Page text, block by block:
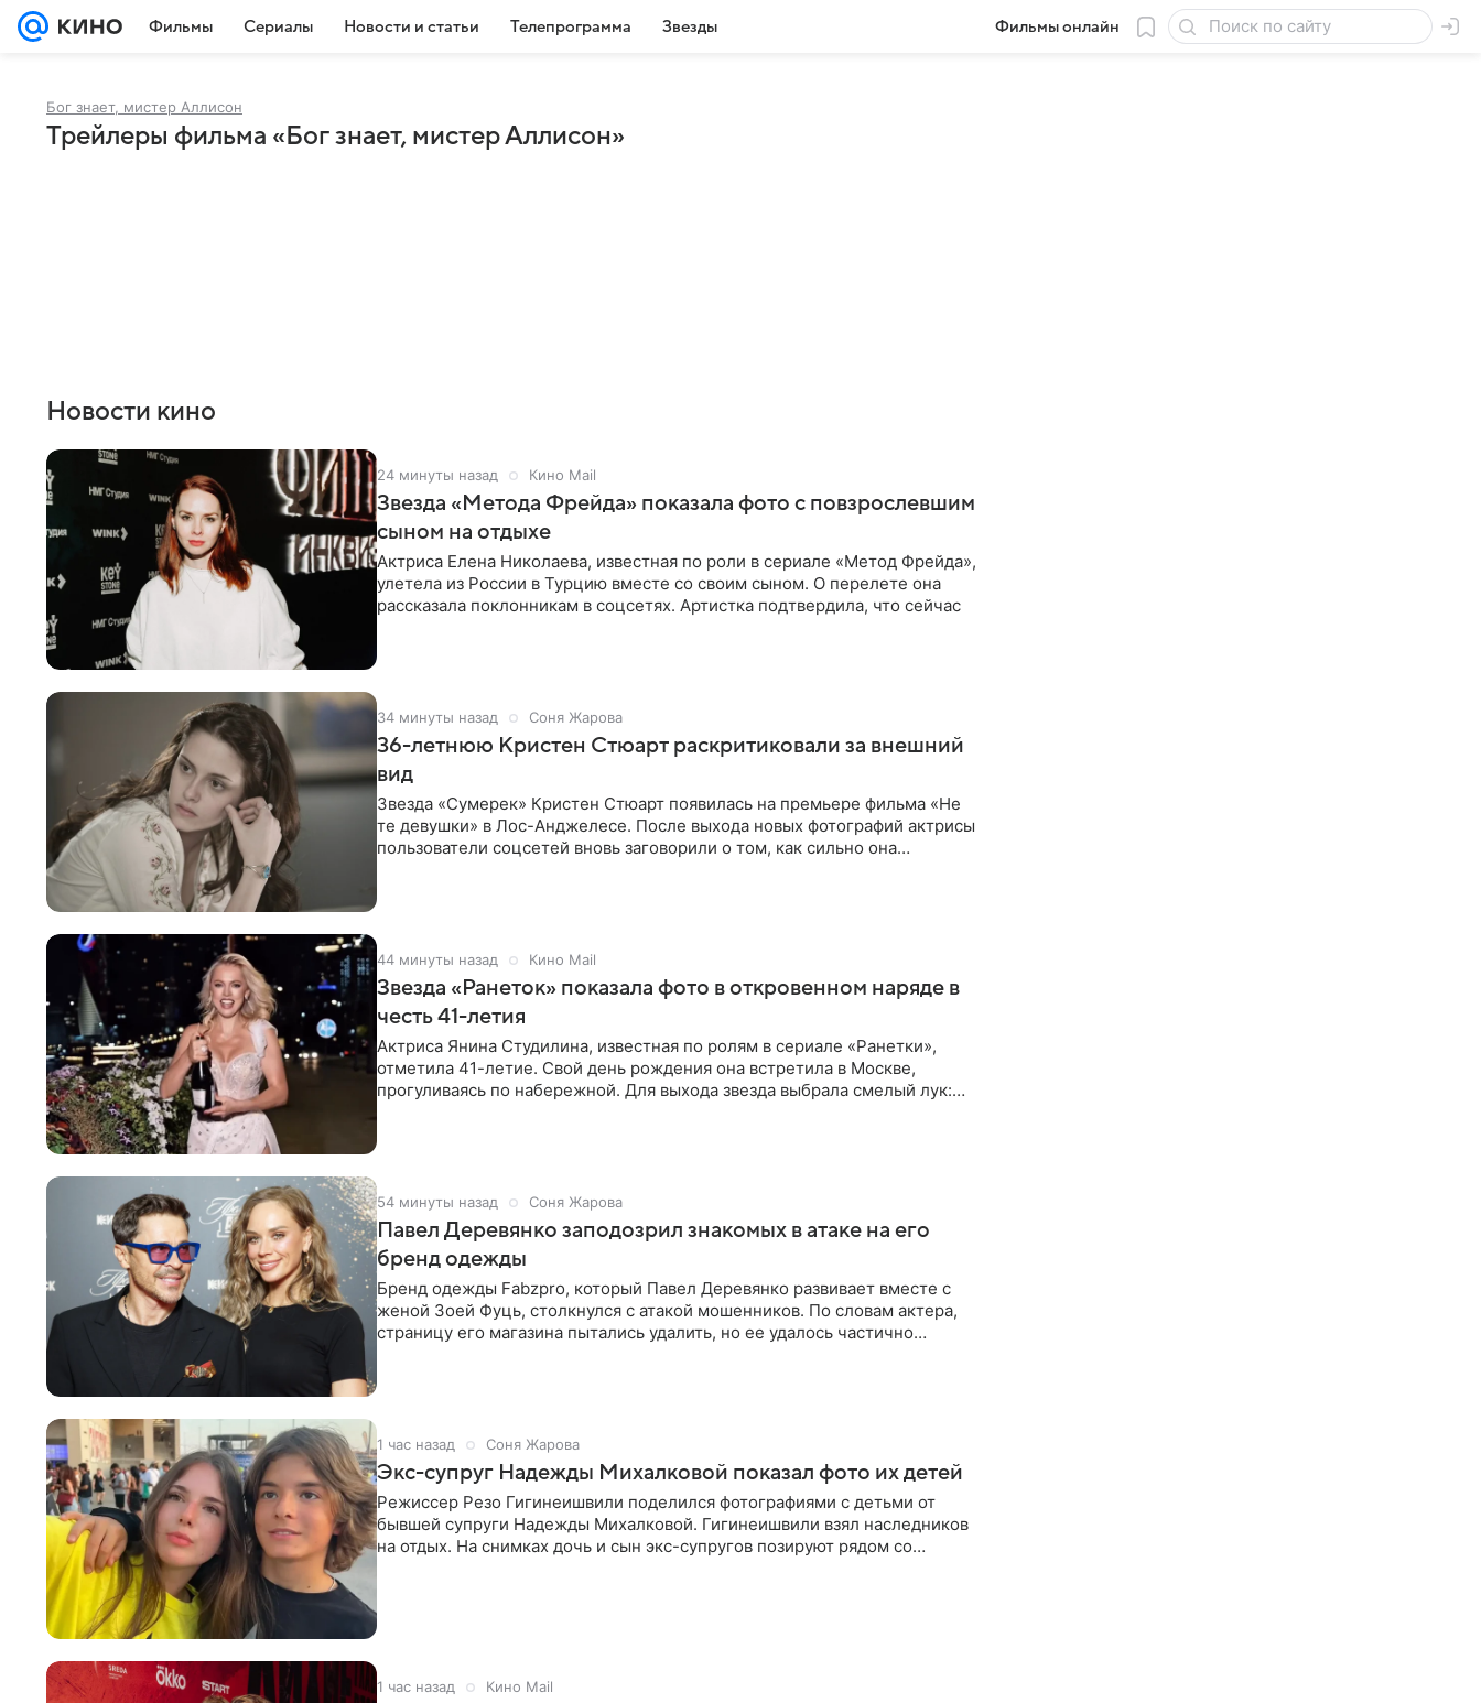
Фильмы Сериалы Новости и статьи Телепрограмма Звезды Фильмы онлайн
Бог знает, мистер Аллисон
Трейлеры фильма «Бог знает, мистер Аллисон»
Новости кино
24 минуты назад Кино Mail
Звезда «Метода Фрейда» показала фото с повзрослевшим
сыном на отдыхе
Актриса Елена Николаева, известная по роли в сериале «Метод Фрейда»,
улетела из России в Турцию вместе со своим сыном. О перелете она
рассказала поклонникам в соцсетях. Артистка подтвердила, что сейчас
34 минуты назад Соня Жарова
36-летнюю Кристен Стюарт раскритиковали за внешний
вид
Звезда «Сумерек» Кристен Стюарт появилась на премьере фильма «Не
те девушки» в Лос-Анджелесе. После выхода новых фотографий актрисы
пользователи соцсетей вновь заговорили о том, как сильно она
44 минуты назад Кино Mail
Звезда «Ранеток» показала фото в откровенном наряде в
честь 41-летия
Актриса Янина Студилина, известная по ролям в сериале «Ранетки»,
отметила 41-летие. Свой день рождения она встретила в Москве,
прогуливаясь по набережной. Для выхода звезда выбрала смелый лук:
54 минуты назад Соня Жарова
Павел Деревянко заподозрил знакомых в атаке на его
бренд одежды
Бренд одежды Fabzpro, который Павел Деревянко развивает вместе с
женой Зоей Фуць, столкнулся с атакой мошенников. По словам актера,
страницу его магазина пытались удалить, но ее удалось частично
1 час назад Соня Жарова
Экс-супруг Надежды Михалковой показал фото их детей
Режиссер Резо Гигинеишвили поделился фотографиями с детьми от
бывшей супруги Надежды Михалковой. Гигинеишвили взял наследников
на отдых. На снимках дочь и сын экс-супругов позируют рядом со
1 час назад Кино Mail